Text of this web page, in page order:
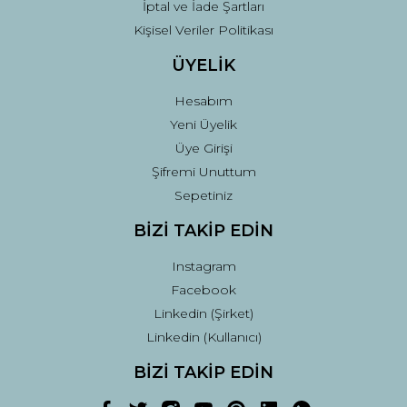
İptal ve İade Şartları
Kişisel Veriler Politikası
ÜYELİK
Hesabım
Yeni Üyelik
Üye Girişi
Şifremi Unuttum
Sepetiniz
BİZİ TAKİP EDİN
Instagram
Facebook
Linkedin (Şirket)
Linkedin (Kullanıcı)
BİZİ TAKİP EDİN